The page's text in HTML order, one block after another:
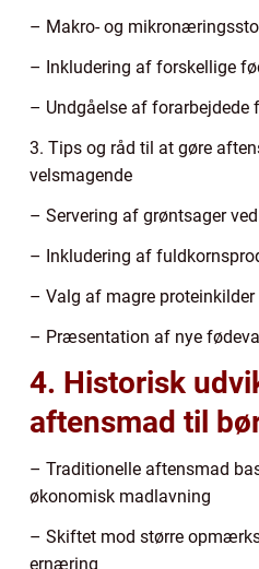
– Makro- og
– Inkludering af forskellige
– Undgåelse af forarbejdede
3. Tips og råd til at gøre
velsmagende
– Servering af grøntsager
– Inkludering af
– Valg af magre
– Præsentation af nye
4. Historisk
aftensmad til
– Traditionelle aftensmad
økonomisk madlavning
– Skiftet mod større
ernæring